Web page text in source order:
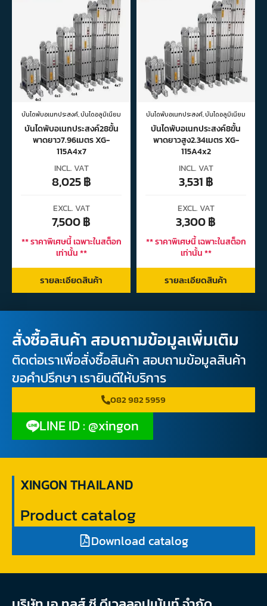
บันไดพับอเนกประสงค์,บันไดอลูมิเนียม
บันไดพับอเนกประสงค์28ขั้น
พาดยาว7.96เมตร XG-
115A4x7
INCL. VAT
8,025฿
EXCL. VAT
7,500฿
** ราคาพิเศษนี้ เฉพาะในสต็อก
เท่านั้น **
รายละเอียดสินค้า
บันไดพับอเนกประสงค์,บันไดอลูมิเนียม
บันไดพับอเนกประสงค์8ขั้น
พาดยาวสูง2.34เมตร XG-
115A4x2
INCL. VAT
3,531 ฿
EXCL. VAT
3,300฿
** ราคาพิเศษนี้ เฉพาะในสต็อก
เท่านั้น **
รายละเอียดสินค้า
สั่งซื้อสินค้า สอบถามข้อมูลเพิ่มเติม
ติดต่อเราเพื่อสั่งซื้อสินค้า สอบถามข้อมูลสินค้า
ขอคำปรึกษา เรายินดีให้บริการ
082 982 5959
LINE ID : @xingon
XINGON THAILAND
Product catalog
Download catalog